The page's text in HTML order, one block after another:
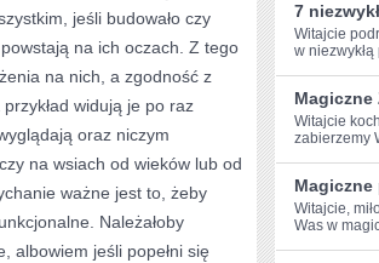
jeśli budowało czy
na ich oczach. Z tego
na nich, a zgodność z
widują je po raz
oraz niczym
na wsiach od wieków lub od
ważne jest to, żeby
Należałoby
albowiem jeśli popełni się
7
Witajcie
w
Magiczne
Witajcie⁢
zabierzemy
Witajcie,
Was⁤ w